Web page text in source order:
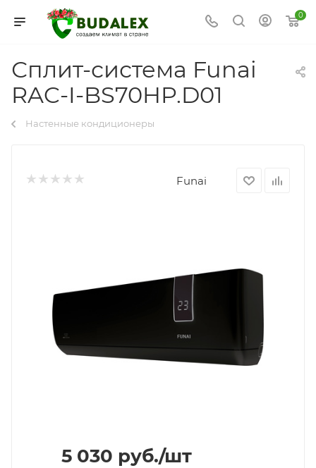
0
Сплит-система Funai
RAC-I-BS70HP.D01
Настенные кондиционеры
Funai
5 030 руб./шт